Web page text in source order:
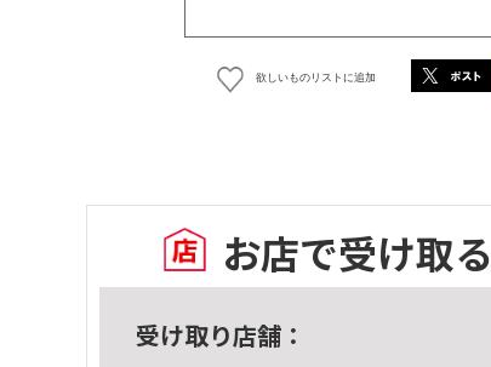
欲しいものリストに追加
お店で受け取る
受け取り店舗：